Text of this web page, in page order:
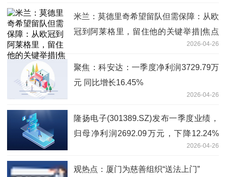
米兰：莫德里奇希望留队但需保障：从欧
冠到阿莱格里，留住他的关键举措|焦点
2026-04-26
聚焦：科安达：一季度净利润3729.79万
元 同比增长16.45%
2026-04-26
隆扬电子(301389.SZ)发布一季度业绩，
归母净利润2692.09万元，下降12.24%
2026-04-26
观热点：厦门为慈善组织“送法上门”